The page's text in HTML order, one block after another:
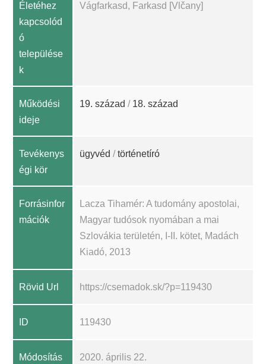
Életéhez
kapcsolód
ó
települése
k
Vágfarkasd, Farkasd [Vlčany]
Működési
ideje
19. század / 18. század
Tevékenys
égi kör
ügyvéd /történetíró
Forrásinfor
mációk
Lacza Tihamér: A tudomány apostolai,
Magyar tudósok nyomában a mai
Szlovákia területén, I-II. kötet, Madách
Kiadó, 2013
Rövid Url https://csemadok.sk/?p=119430
ID 119430
Módosítás 2020. április 22.